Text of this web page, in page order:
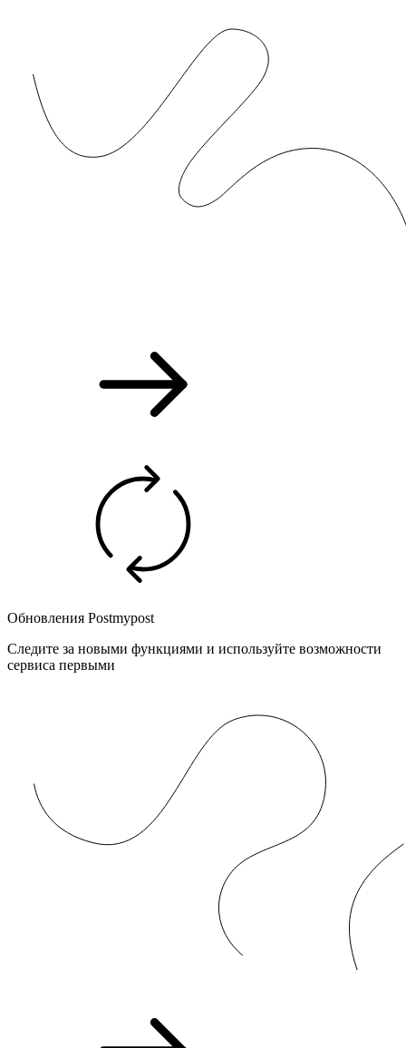
Обновления Postmypost
Следите за новыми функциями и используйте возможности
сервиса первыми